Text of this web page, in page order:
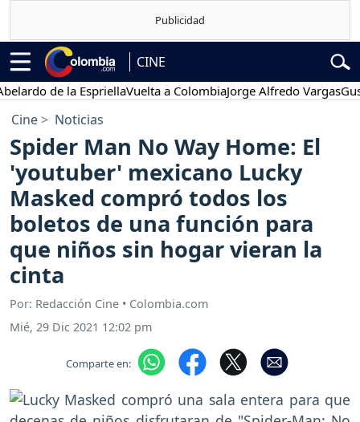
CINE
de la EspriellaVuelta a ColombiaJorge Alfredo VargasGustavo
Cine Noticias
Spider Man No Way Home: El
'youtuber' mexicano Lucky
Masked compró todos los
boletos de una función para
que niños sin hogar vieran la
cinta
Por: Redacción Cine • Colombia.com
Mié, 29 Dic 2021 12:02 pm
Comparte en: